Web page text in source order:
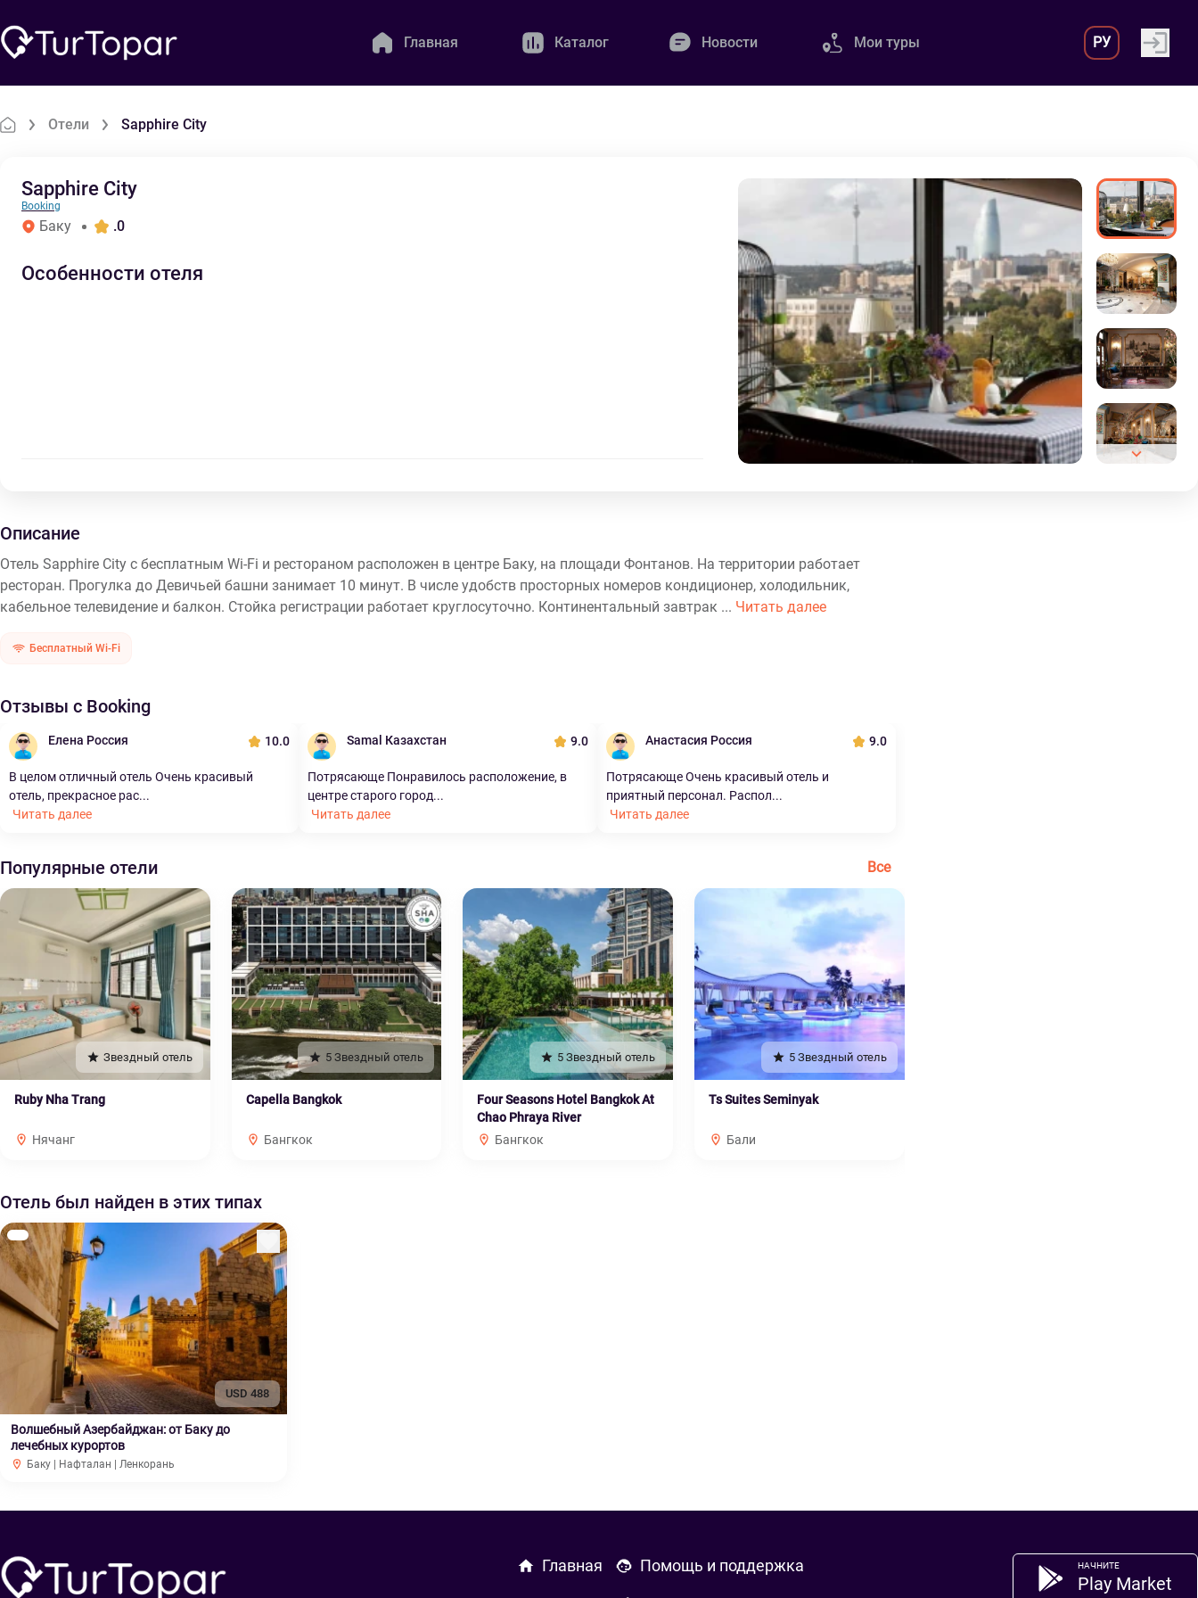
Главная Каталог Новости Мои туры РУ
Отели Sapphire City
Sapphire City
Booking
Баку .0
Особенности отеля
Описание
Отель Sapphire City с бесплатным Wi-Fi и рестораном расположен в центре Баку, на площади Фонтанов. На территории работает
ресторан. Прогулка до Девичьей башни занимает 10 минут. В числе удобств просторных номеров кондиционер, холодильник,
кабельное телевидение и балкон. Стойка регистрации работает круглосуточно. Континентальный завтрак ... Читать далее
Бесплатный Wi-Fi
Отзывы с Booking
Елена Россия 10.0
В целом отличный отель Очень красивый
отель, прекрасное рас...
Читать далее
Samal Казахстан 9.0
Потрясающе Понравилось расположение, в
центре старого город...
Читать далее
Анастасия Россия 9.0
Потрясающе Очень красивый отель и
приятный персонал. Распол...
Читать далее
Популярные отели Все
Звездный отель
Ruby Nha Trang
Нячанг
5 Звездный отель
Capella Bangkok
Бангкок
5 Звездный отель
Four Seasons Hotel Bangkok At
Chao Phraya River
Бангкок
5 Звездный отель
Ts Suites Seminyak
Бали
Отель был найден в этих типах
USD 488
Волшебный Азербайджан: от Баку до
лечебных курортов
Баку | Нафталан | Ленкорань
Главная Помощь и поддержка НАЧНИТЕ
Play Market